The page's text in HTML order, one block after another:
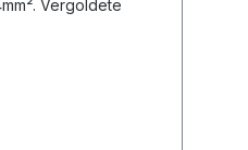
Vergoldete